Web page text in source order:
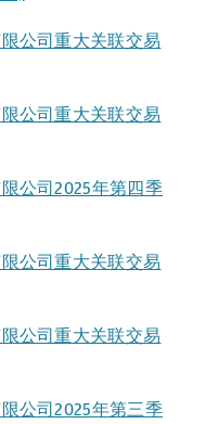
公司重大关联交易
公司重大关联交易
公司2025年第四季
公司重大关联交易
公司重大关联交易
公司2025年第三季